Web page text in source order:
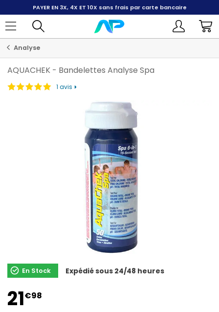
PAYER EN 3X, 4X ET 10X sans frais par carte bancaire
Analyse
AQUACHEK - Bandelettes Analyse Spa
1 avis
En Stock Expédié sous 24/48 heures
21€98